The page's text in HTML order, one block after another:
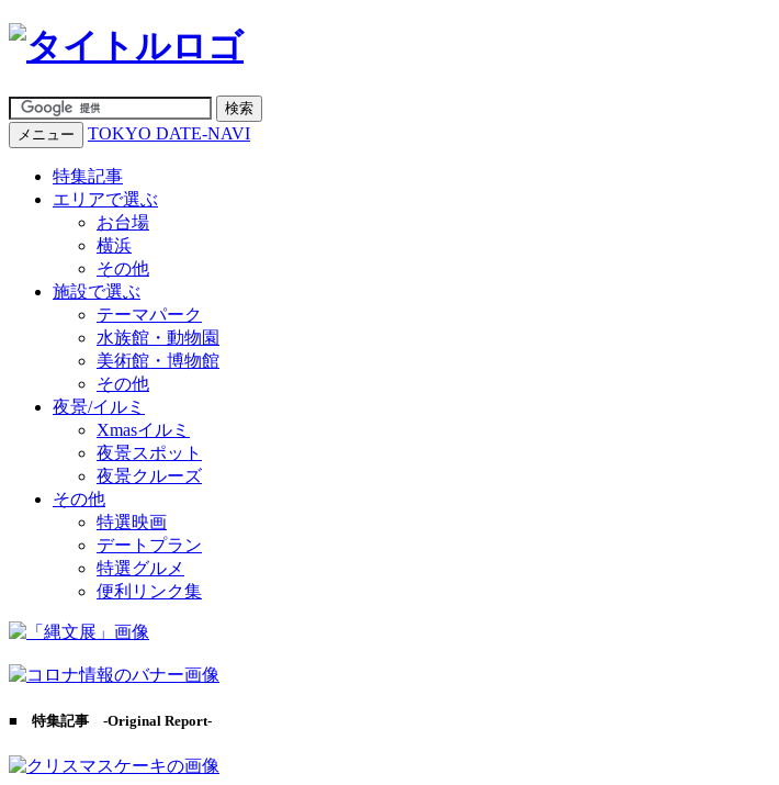
メニュー TOKYO DATE-NAVI
特集記事
エリアで選ぶ
お台場
横浜
その他
施設で選ぶ
テーマパーク
水族館・動物園
美術館・博物館
その他
夜景/イルミ
Xmasイルミ
夜景スポット
夜景クルーズ
その他
特選映画
デートプラン
特選グルメ
便利リンク集
■ 特集記事 -Original Report-